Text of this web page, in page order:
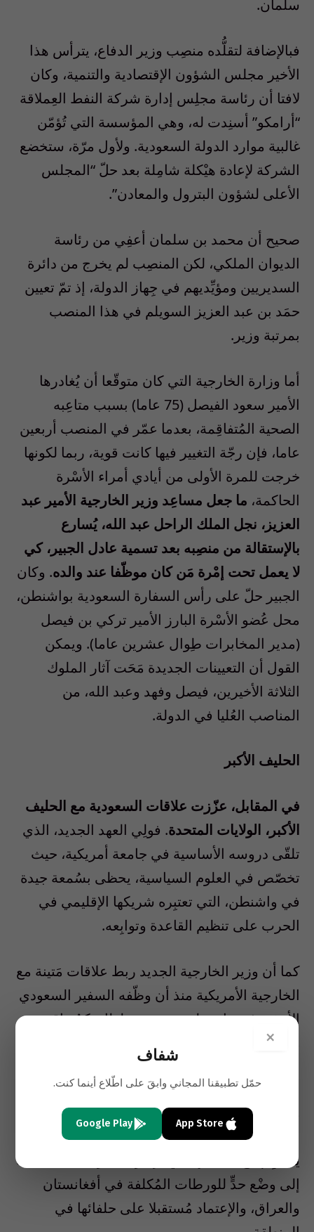
سلمان.
فبالإضافة لتقلُّده منصِب وزير الدفاع، يترأس هذا
الأخير مجلس الشؤون الإقتصادية والتنمية، وكان
لافتا أن رئاسة مجلِس إدارة شركة النفط العِملاقة
“أرامكو” أسنِدت له، وهي المؤسسة التي تُؤمّن
غالبية موارد الدولة السعودية. ولأول مرّة، ستخضع
الشركة لإعادة هيْكلة شامِلة بعد حلّ “المجلس
الأعلى لشؤون البترول والمعادن”.
صحيح أن محمد بن سلمان أعفِي من رئاسة
الديوان الملكي، لكن المنصِب لم يخرج من دائرة
السديريين ومؤيِّديهم في جِهاز الدولة، إذ تمّ تعيين
حمَد بن عبد العزيز السويلم في هذا المنصب
بمرتبة وزير.
أما وزارة الخارجية التي كان متوقّعا أن يُغادرها
الأمير سعود الفيصل (75 عاما) بسبب متاعِبه
الصحية المُتفاقِمة، بعدما عمّر في المنصب أربعين
عاما، فإن رجّة التغيير فيها كانت قوية، ربما لكونها
خرجت للمرة الأولى من أيادي أمراء الأسْرة
الحاكمة، ما جعل مساعِد وزير الخارجية الأمير عبد
العزيز، نجل الملك الراحل عبد الله، يُسارع
بالإستقالة من منصِبه بعد تسمية عادل الجبير، كي
لا يعمل تحت إمْرة مَن كان موظّفا عند والده. وكان
الجبير حلّ على رأس السفارة السعودية بواشنطن،
محل عُضو الأسْرة البارز الأمير تركي بن فيصل
(مدير المخابرات طِوال عشرين عاما). ويمكن
القول أن التعيينات الجديدة مَحَت آثار الملوك
الثلاثة الأخيرين، فيصل وفهد وعبد الله، من
المناصب العُليا في الدولة.
الحليف الأكبر
في المقابل، عزّزت علاقات السعودية مع الحليف
الأكبر، الولايات المتحدة. فولِي العهد الجديد، الذي
تلقّى دروسه الأساسية في جامعة أمريكية، حيث
تخصّص في العلوم السياسية، يحظى بسُمعة جيدة
في واشنطن، التي تعتبِره شريكها الإقليمي في
الحرب على تنظيم القاعدة وتوابِعه.
كما أن وزير الخارجية الجديد ربط علاقات مَتينة مع
الخارجية الأمريكية منذ أن وظّفه السفير السعودي
الأسبَق في واشنطن بندر بن سلطان كمُتعاقد
الإنجليزية، قبل أن يرتقي إلى منصب سفير.
والأرجح، أن واشنطن لا تُعارض وقوف السعودية
عسكريا في وجْه التمدّد الإيراني في المنطقة، لأنه
ينسجِم مع سياستها (أي الإدارة الأمريكية)، الساعية
إلى وضْع حدٍّ للورطات المُكلفة في أفغانستان
والعراق، والإعتماد مُستقبلا على حلفائها في
×
شفاف
حمّل تطبيقنا المجاني وابقَ على اطّلاع أينما كنت.
App Store
Google Play